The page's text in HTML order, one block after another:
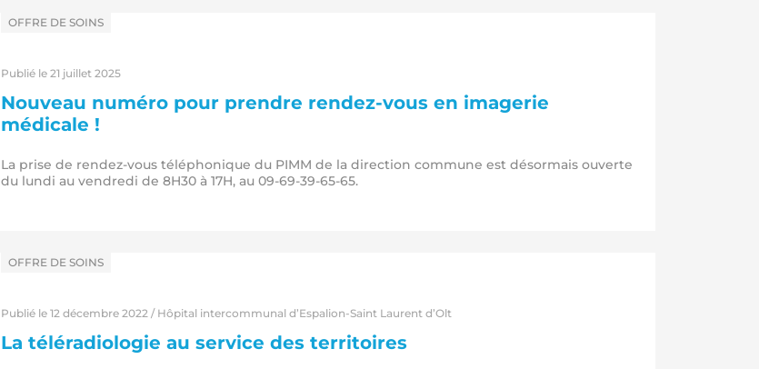
Nouveau numéro pour prendre rendez-vous en imagerie
médicale !
Publié le 21 juillet 2025
dans
OFFRE DE SOINS
La prise de rendez-vous téléphonique du PIMM de la direction commune est désormais ouverte
du lundi au vendredi de 8H30 à 17H, au 09-69-39-65-65.
La téléradiologie au service des territoires
Publié le 12 décembre 2022 / Hôpital intercommunal d’Espalion-Saint Laurent d’Olt
dans
OFFRE DE SOINS